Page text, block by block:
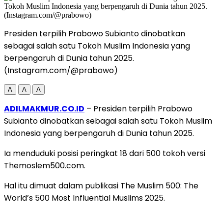
Presiden terpilih Prabowo Subianto dinobatkan
sebagai salah satu Tokoh Muslim Indonesia yang
berpengaruh di Dunia tahun 2025.
(Instagram.com/@prabowo)
A A A
ADILMAKMUR.CO.ID – Presiden terpilih Prabowo
Subianto dinobatkan sebagai salah satu Tokoh Muslim
Indonesia yang berpengaruh di Dunia tahun 2025.
Ia menduduki posisi peringkat 18 dari 500 tokoh versi
Themoslem500.com.
Hal itu dimuat dalam publikasi The Muslim 500: The
World’s 500 Most Influential Muslims 2025.